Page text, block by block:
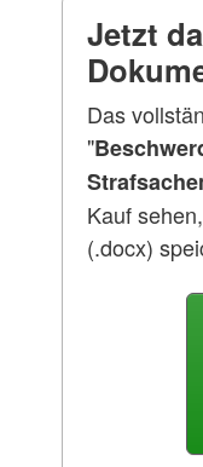
Jetzt
Das
"
Kauf
(.docx)